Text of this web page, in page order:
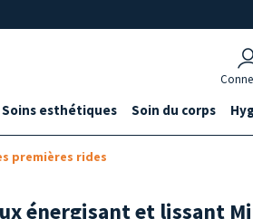
Soins esthétiques Soin du corps
premières rides
énergisant et lissant